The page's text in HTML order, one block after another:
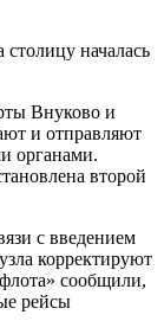
началась
Внуково и
и отправляют
органами.
второй
с введением
корректируют
сообщили,
рейсы